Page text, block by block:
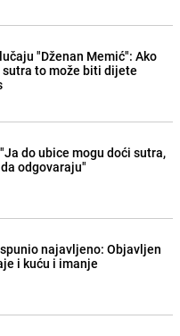
"Dženan Memić": Ako
to može biti dijete
do ubice mogu doći sutra,
odgovaraju"
najavljeno: Objavljen
i kuću i imanje